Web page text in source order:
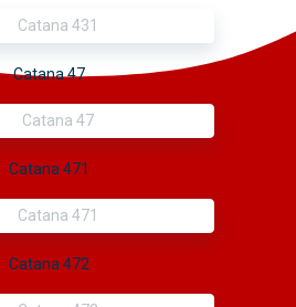
Catana 47
Catana 471
Catana 472